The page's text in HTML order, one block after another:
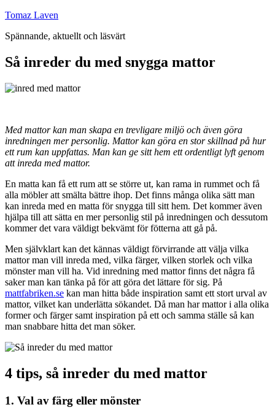
Hoppa
innehåll
Tomaz Laven
Spännande, aktuellt och läsvärt
Så inreder du med snygga mattor
Med mattor kan man skapa en trevligare miljö och även göra
inredningen mer personlig. Mattor kan göra en stor skillnad på hur
ett rum kan uppfattas. Man kan ge sitt hem ett ordentligt lyft genom
att inreda med mattor.
En matta kan få ett rum att se större ut, kan rama in rummet och få
alla möbler att smälta bättre ihop. Det finns många olika sätt man
kan inreda med en matta för snygga till sitt hem. Det kommer även
hjälpa till att sätta en mer personlig stil på inredningen och dessutom
kommer det vara väldigt bekvämt för fötterna att gå på.
Men självklart kan det kännas väldigt förvirrande att välja vilka
mattor man vill inreda med, vilka färger, vilken storlek och vilka
mönster man vill ha. Vid inredning med mattor finns det några få
saker man kan tänka på för att göra det lättare för sig. På
mattfabriken.se kan man hitta både inspiration samt ett stort urval av
mattor, vilket kan underlätta sökandet. Då man har mattor i alla olika
former och färger samt inspiration på ett och samma ställe så kan
man snabbare hitta det man söker.
4 tips, så inreder du med mattor
1. Val av färg eller mönster